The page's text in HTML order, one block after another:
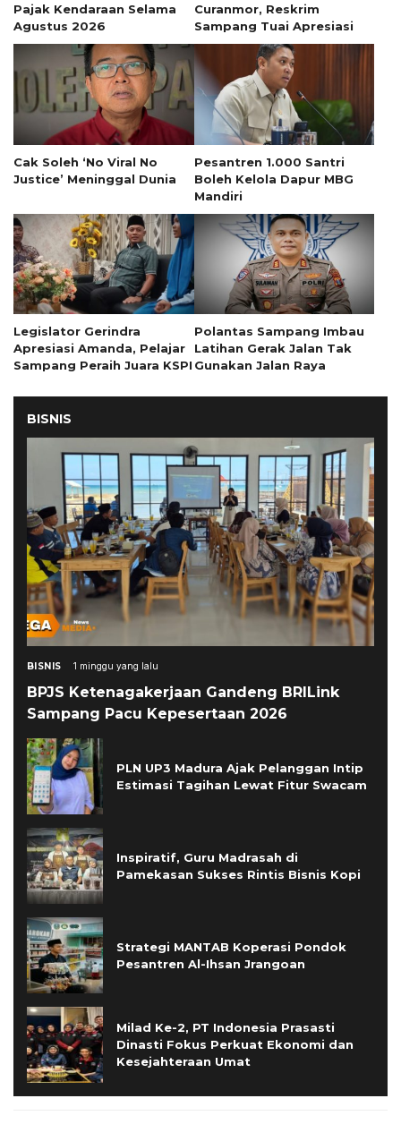
Pajak Kendaraan Selama
Agustus 2026
Curanmor, Reskrim
Sampang Tuai Apresiasi
Cak Soleh ‘No Viral No
Justice’ Meninggal Dunia
Pesantren 1.000 Santri
Boleh Kelola Dapur MBG
Mandiri
Legislator Gerindra
Apresiasi Amanda, Pelajar
Sampang Peraih Juara KSPI
Polantas Sampang Imbau
Latihan Gerak Jalan Tak
Gunakan Jalan Raya
BISNIS
BISNIS 1 minggu yang lalu
BPJS Ketenagakerjaan Gandeng BRILink
Sampang Pacu Kepesertaan 2026
PLN UP3 Madura Ajak Pelanggan Intip
Estimasi Tagihan Lewat Fitur Swacam
Inspiratif, Guru Madrasah di
Pamekasan Sukses Rintis Bisnis Kopi
Strategi MANTAB Koperasi Pondok
Pesantren Al-Ihsan Jrangoan
Milad Ke-2, PT Indonesia Prasasti
Dinasti Fokus Perkuat Ekonomi dan
Kesejahteraan Umat